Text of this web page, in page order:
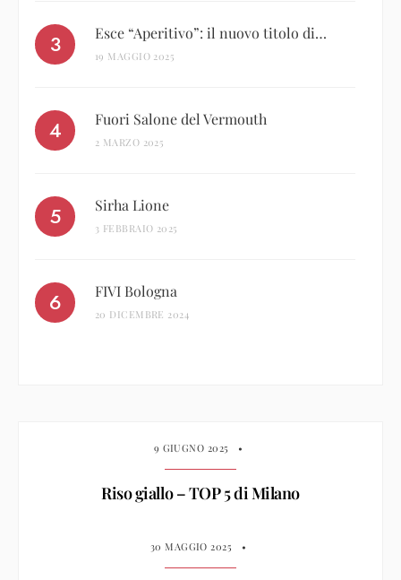
Esce “Aperitivo”: il nuovo titolo di…
19 MAGGIO 2025
Fuori Salone del Vermouth
2 MARZO 2025
Sirha Lione
3 FEBBRAIO 2025
FIVI Bologna
20 DICEMBRE 2024
9 GIUGNO 2025 •
Riso giallo – TOP 5 di Milano
30 MAGGIO 2025 •